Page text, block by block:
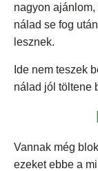
nagyon
nálad se fog
lesznek.
Ide nem teszek
nálad jól töltene
Vannak még
ezeket ebbe a